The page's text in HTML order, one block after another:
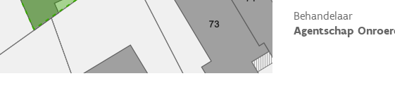
Behandelaar
Agentschap